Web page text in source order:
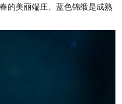
的美丽端庄、蓝色锦缎是成熟